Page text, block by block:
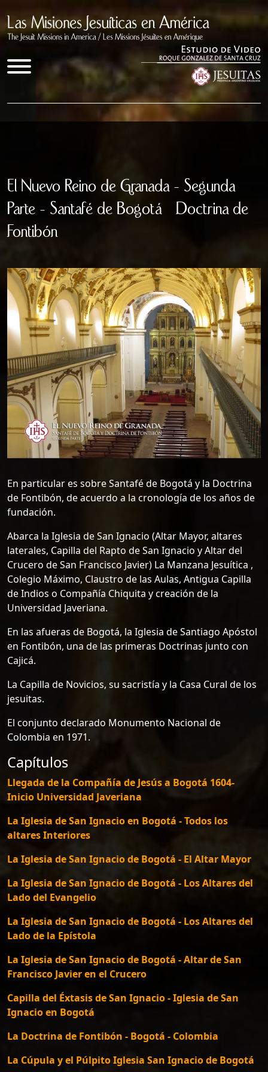
Quienes somos
Congresos
El Nuevo Reino de Granada - Segunda
Parte - Santafé de Bogotá – Doctrina de
Fontibón
En particular es sobre Santafé de Bogotá y la Doctrina
de Fontibón, de acuerdo a la cronología de los años de
fundación.
Abarca la Iglesia de San Ignacio (Altar Mayor, altares
laterales, Capilla del Rapto de San Ignacio y Altar del
Crucero de San Francisco Javier) La Manzana Jesuítica ,
Colegio Máximo, Claustro de las Aulas, Antigua Capilla
de Indios o Compañía Chiquita y creación de la
Universidad Javeriana.
En las afueras de Bogotá, la Iglesia de Santiago Apóstol
en Fontibón, una de las primeras Doctrinas junto con
Cajicá.
La Capilla de Novicios, su sacristía y la Casa Cural de los
jesuitas.
El conjunto declarado Monumento Nacional de
Colombia en 1971.
Capítulos
Llegada de la Compañía de Jesús a Bogotá 1604-
Inicio Universidad Javeriana
La Iglesia de San Ignacio en Bogotá - Todos los
altares Interiores
La Iglesia de San Ignacio de Bogotá - El Altar Mayor
La Iglesia de San Ignacio de Bogotá - Los Altares del
Lado del Evangelio
La Iglesia de San Ignacio de Bogotá - Los Altares del
Lado de la Epístola
La Iglesia de San Ignacio de Bogotá - Altar de San
Francisco Javier en el Crucero
Capilla del Éxtasis de San Ignacio - Iglesia de San
Ignacio en Bogotá
La Doctrina de Fontibón - Bogotá - Colombia
La Cúpula y el Púlpito Iglesia San Ignacio de Bogotá